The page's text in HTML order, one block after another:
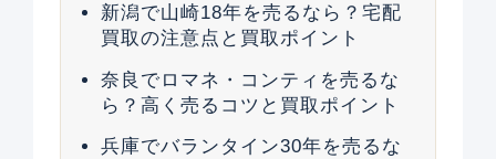
新潟で山崎18年を売るなら？宅配
買取の注意点と買取ポイント
奈良でロマネ・コンティを売るな
ら？高く売るコツと買取ポイント
兵庫でバランタイン30年を売るな